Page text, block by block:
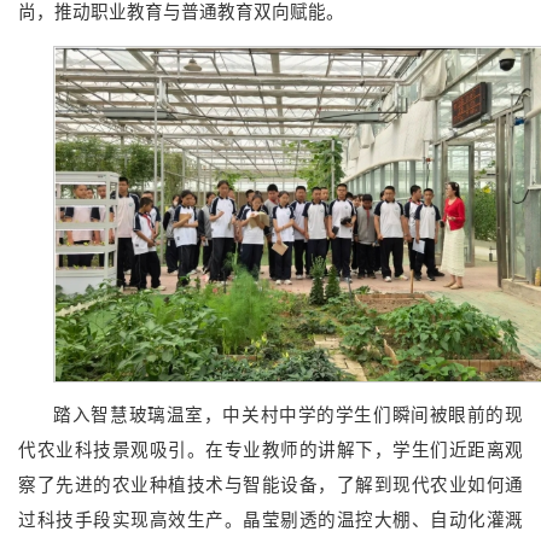
尚，推动职业教育与普通教育双向赋能。
踏入智慧玻璃温室，中关村中学的学生们瞬间被眼前的现
代农业科技景观吸引。在专业教师的讲解下，学生们近距离观
察了先进的农业种植技术与智能设备，了解到现代农业如何通
过科技手段实现高效生产。晶莹剔透的温控大棚、自动化灌溉